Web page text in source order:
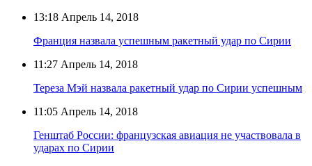
13:18 Апрель 14, 2018
Франция назвала успешным ракетный удар по Сирии
11:27 Апрель 14, 2018
Тереза Мэй назвала ракетный удар по Сирии успешным
11:05 Апрель 14, 2018
Генштаб России: французская авиация не участвовала в
ударах по Сирии